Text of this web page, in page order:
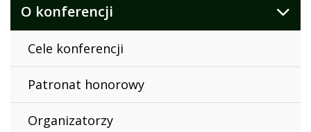
O konferencji
Cele konferencji
Patronat honorowy
Organizatorzy